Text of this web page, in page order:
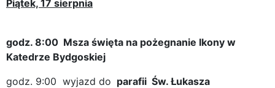
Piątek, 17 sierpnia
godz. 8:00 Msza święta na pożegnanie Ikony w
Katedrze Bydgoskiej
godz. 9:00 wyjazd do parafii Św. Łukasza